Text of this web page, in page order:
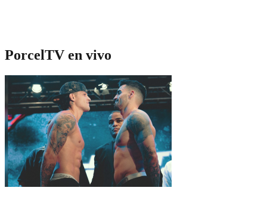
PorcelTV en vivo